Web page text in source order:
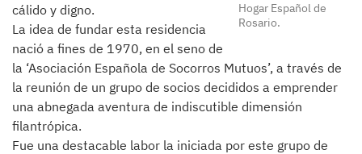
Hogar Español de
Rosario.
cálido y digno.
La idea de fundar esta residencia
nació a fines de 1970, en el seno de
la ‘Asociación Española de Socorros Mutuos’, a través de
la reunión de un grupo de socios decididos a emprender
una abnegada aventura de indiscutible dimensión
filantrópica.
Fue una destacable labor la iniciada por este grupo de